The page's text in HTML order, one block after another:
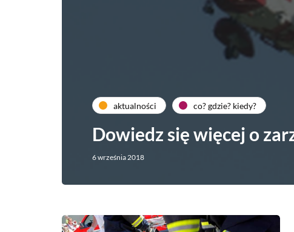
aktualności co? gdzie? kiedy?
Dowiedz się więcej o
6 września 2018